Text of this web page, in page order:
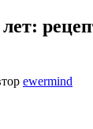
лет:
ewermind